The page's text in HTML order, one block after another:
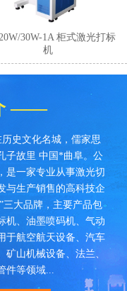
30W-1A 柜式激光打标
机
——
历史文化名城，儒家思
子故里 中国*曲阜。公
是一家专业从事激光切
与生产销售的高科技企
三大品牌，主要产品包
机、油墨喷码机、气动
于航空航天设备、汽车
山机械设备、法兰、
等领域...